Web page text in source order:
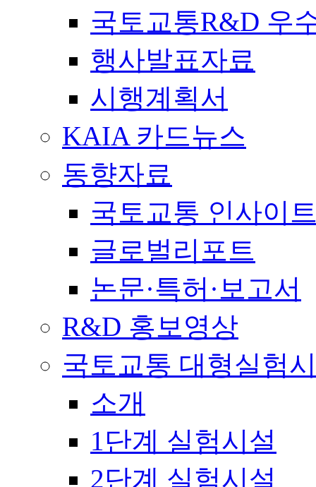
국토교통R&D 우
행사발표자료
시행계획서
KAIA 카드뉴스
동향자료
국토교통 인사이
글로벌리포트
논문·특허·보고서
R&D 홍보영상
국토교통 대형실험
소개
1단계 실험시설
2단계 실험시설